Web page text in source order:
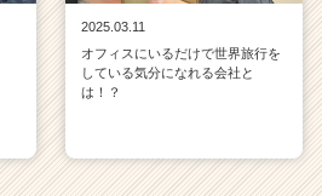
2025.03.11
オフィスにいるだけで世界旅行を
している気分になれる会社と
は！？